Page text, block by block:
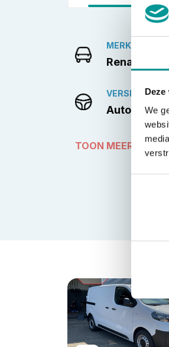
We
MERK
Renault
Automaat
TOON MEER